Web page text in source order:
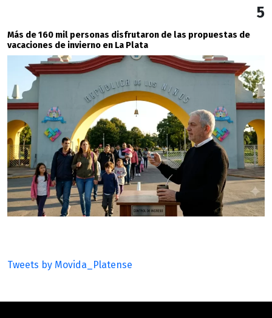
5
Más de 160 mil personas disfrutaron de las propuestas de
vacaciones de invierno en La Plata
Tweets by Movida_Platense